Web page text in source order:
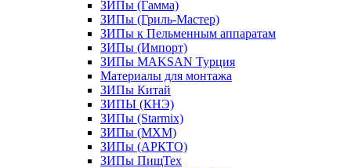
ЗИПы (Гамма)
ЗИПы (Гриль-Мастер)
ЗИПы к Пельменным аппаратам
ЗИПы (Импорт)
ЗИПы MAKSAN Турция
Материалы для монтажа
ЗИПы Китай
ЗИПЫ (КНЭ)
ЗИПы (Starmix)
ЗИПы (МХМ)
ЗИПы (АРКТО)
ЗИПы ПищТех